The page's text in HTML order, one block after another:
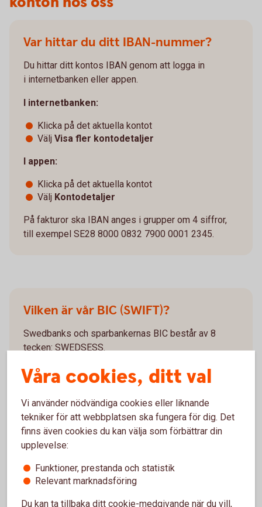
Var hittar du ditt IBAN-nummer?
Du hittar ditt kontos IBAN genom att logga in
i internetbanken eller appen.
I internetbanken:
Klicka på det aktuella kontot
Välj Visa fler kontodetaljer
I appen:
Klicka på det aktuella kontot
Välj Kontodetaljer
På fakturor ska IBAN anges i grupper om 4 siffror,
till exempel SE28 8000 0832 7900 0001 2345.
Vilken är vår BIC (SWIFT)?
Swedbanks och sparbankernas BIC består av 8
tecken: SWEDSESS.
Ibland används ordet SWIFT istället för BIC. BIC är
inte obligatoriskt för SEPA-betalningar (den
europeiska gireringsstandarden) vilka gör det möjligt
att utföra alla betalningar i euro inom det
gemensamma eurobetalningsområdet.
Våra cookies, ditt val
Vi använder nödvändiga cookies eller liknande
tekniker för att webbplatsen ska fungera för dig. Det
finns även cookies du kan välja som förbättrar din
upplevelse:
Funktioner, prestanda och statistik
Relevant marknadsföring
Du kan ta tillbaka ditt cookie-medgivande när du vill,